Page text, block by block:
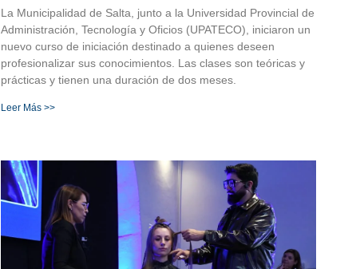
La Municipalidad de Salta, junto a la Universidad Provincial de
Administración, Tecnología y Oficios (UPATECO), iniciaron un
nuevo curso de iniciación destinado a quienes deseen
profesionalizar sus conocimientos. Las clases son teóricas y
prácticas y tienen una duración de dos meses.
Leer Más >>